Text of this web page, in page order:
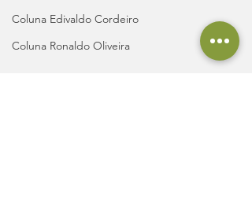
Coluna Edivaldo Cordeiro
Coluna Ronaldo Oliveira